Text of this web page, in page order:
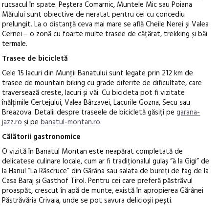
rucsacul în spate. Peștera Comarnic, Muntele Mic sau Poiana
Mărului sunt obiective de neratat pentru cei cu concediu
prelungit. La o distanță ceva mai mare se află Cheile Nerei și Valea
Cernei – o zonă cu foarte multe trasee de cățărat, trekking și băi
termale.
Trasee de bicicletă
Cele 15 lacuri din Munţii Banatului sunt legate prin 212 km de
trasee de mountain biking cu grade diferite de dificultate, care
traversează creste, lacuri și văi. Cu bicicleta pot fi vizitate
înălțimile Certejului, Valea Bârzavei, Lacurile Gozna, Secu sau
Breazova. Detalii despre traseele de bicicletă găsiți pegarana-
jazz.roși pebanatul-montan.ro.
Călătorii gastronomice
O vizită în Banatul Montan este neapărat completată de
delicatese culinare locale, cum ar fi tradiționalul gulaș “à la Gigi” de
la Hanul “La Răscruce” din Gărâna sau salata de bureți de fag de la
Casa Baraj și Gasthof Tirol. Pentru cei care preferă păstrăvul
proaspăt, crescut în apă de munte, există în apropierea Gărânei
Păstrăvăria Crivaia, unde se pot savura delicioșii pești.